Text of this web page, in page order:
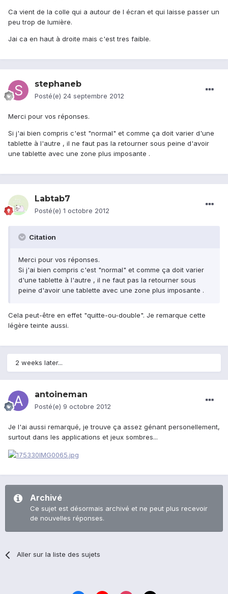
Ca vient de la colle qui a autour de l écran et qui laisse passer un
peu trop de lumière.
Jai ca en haut à droite mais c'est tres faible.
stephaneb
Posté(e) 24 septembre 2012
Merci pour vos réponses.
Si j'ai bien compris c'est "normal" et comme ça doit varier d'une
tablette à l'autre , il ne faut pas la retourner sous peine d'avoir
une tablette avec une zone plus imposante .
Labtab7
Posté(e) 1 octobre 2012
Citation
Merci pour vos réponses.
Si j'ai bien compris c'est "normal" et comme ça doit varier
d'une tablette à l'autre , il ne faut pas la retourner sous
peine d'avoir une tablette avec une zone plus imposante .
Cela peut-être en effet "quitte-ou-double". Je remarque cette
légère teinte aussi.
2 weeks later...
antoineman
Posté(e) 9 octobre 2012
Je l'ai aussi remarqué, je trouve ça assez génant personellement,
surtout dans les applications et jeux sombres...
Archivé
Ce sujet est désormais archivé et ne peut plus recevoir
de nouvelles réponses.
Aller sur la liste des sujets